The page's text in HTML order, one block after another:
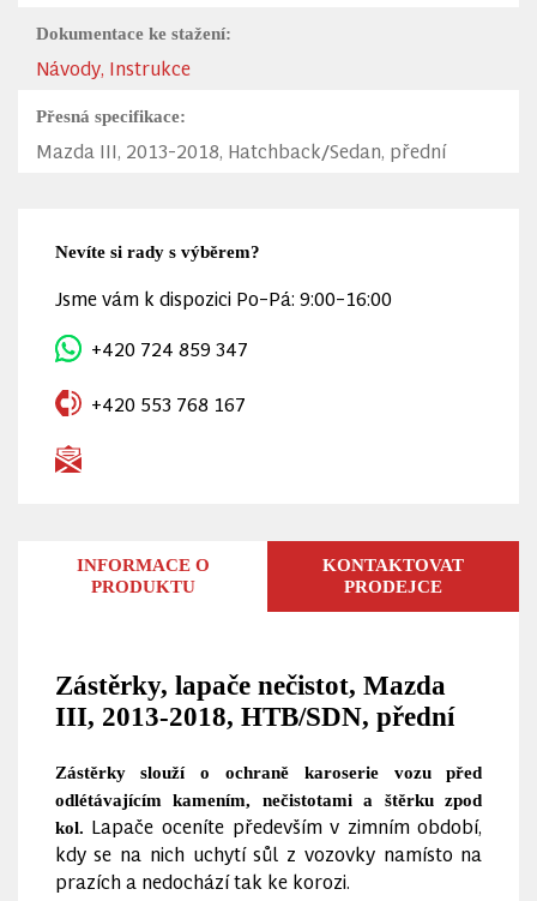
Dokumentace ke stažení:
Návody, Instrukce
Přesná specifikace:
Mazda III, 2013-2018, Hatchback/Sedan, přední
Nevíte si rady s výběrem?
Jsme vám k dispozici Po–Pá: 9:00–16:00
+420 724 859 347
+420 553 768 167
INFORMACE O
PRODUKTU
KONTAKTOVAT
PRODEJCE
Zástěrky, lapače nečistot, Mazda
III, 2013-2018, HTB/SDN, přední
Zástěrky slouží o ochraně karoserie vozu před
odlétávajícím kamením, nečistotami a štěrku zpod
kol. Lapače oceníte především v zimním období,
kdy se na nich uchytí sůl z vozovky namísto na
prazích a nedochází tak ke korozi.